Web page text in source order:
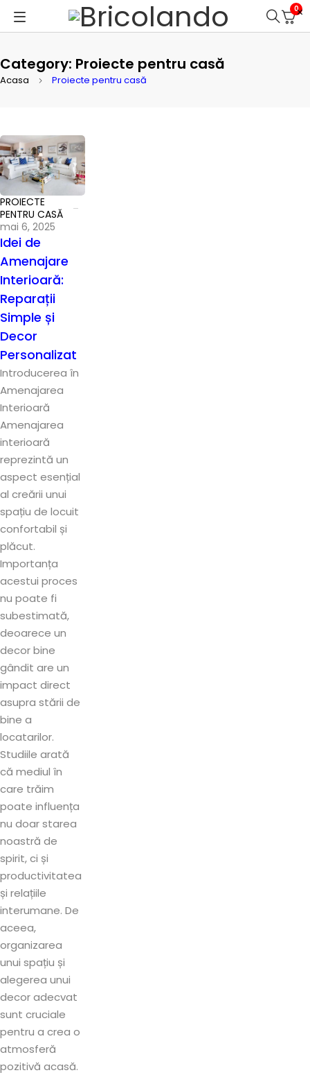
0
Category: Proiecte pentru casă
Acasa Proiecte pentru casă
PROIECTE
PENTRU CASĂ
mai 6, 2025
Idei de
Amenajare
Interioară:
Reparații
Simple și
Decor
Personalizat
Introducerea în
Amenajarea
Interioară
Amenajarea
interioară
reprezintă un
aspect esențial
al creării unui
spațiu de locuit
confortabil și
plăcut.
Importanța
acestui proces
nu poate fi
subestimată,
deoarece un
decor bine
gândit are un
impact direct
asupra stării de
bine a
locatarilor.
Studiile arată
că mediul în
care trăim
poate influența
nu doar starea
noastră de
spirit, ci și
productivitatea
și relațiile
interumane. De
aceea,
organizarea
unui spațiu și
alegerea unui
decor adecvat
sunt cruciale
pentru a crea o
atmosferă
pozitivă acasă.